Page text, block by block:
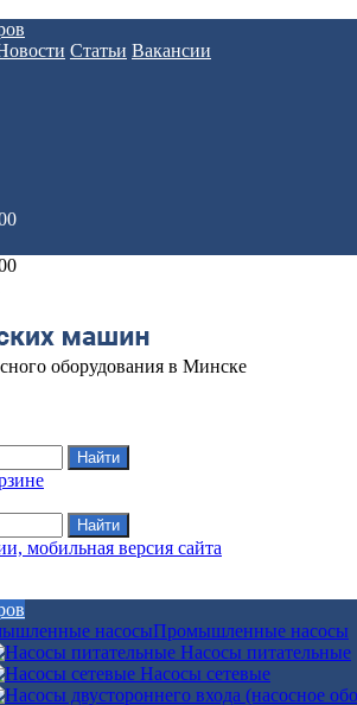
Статьи Вакансии
оборудования в Минске
Промышленные насосы
Насосы питательные
Насосы сетевые